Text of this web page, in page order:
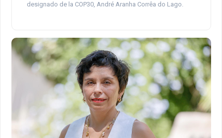
designado de la COP30, André Aranha Corrêa do Lago.